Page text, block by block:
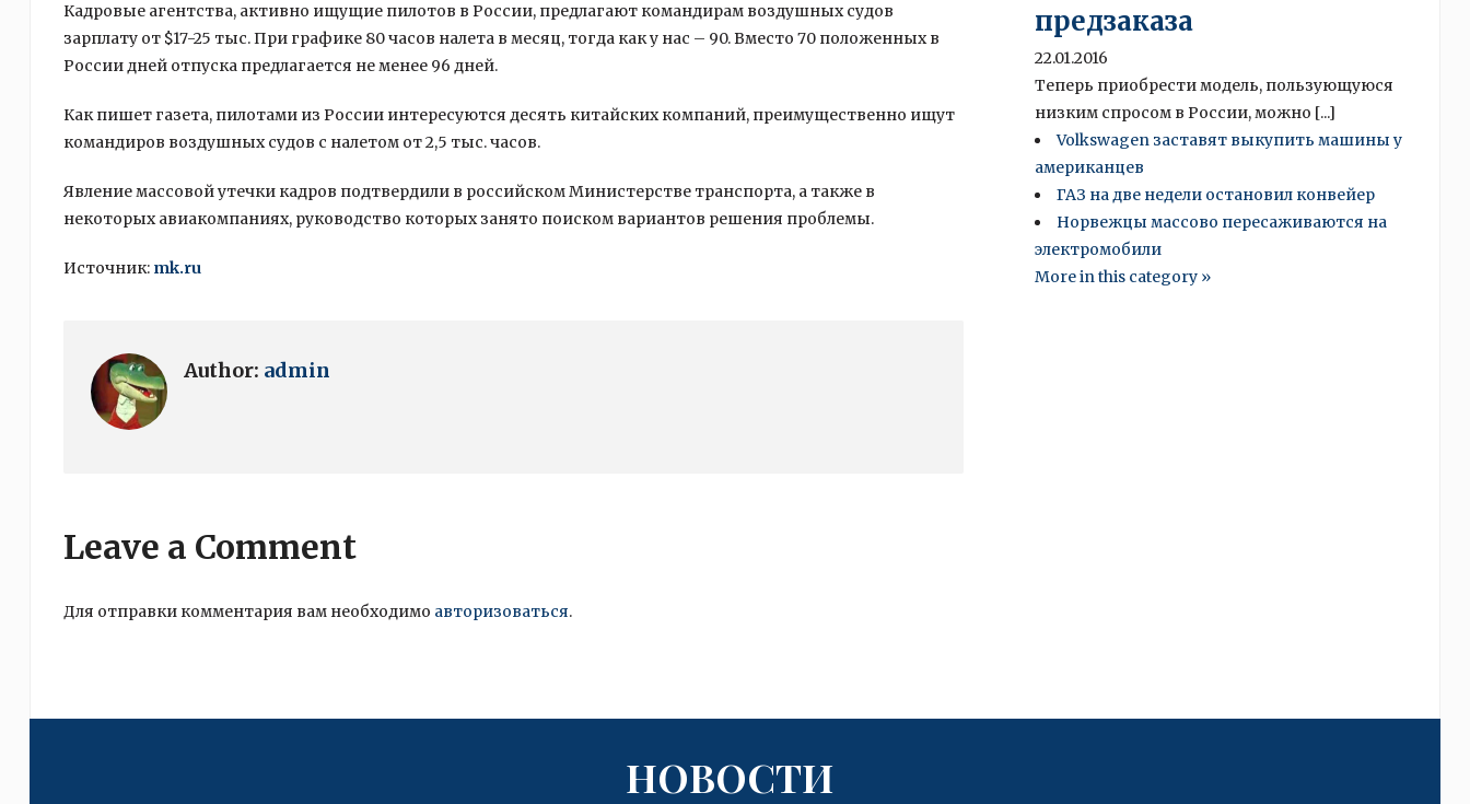
Кадровые агентства, активно ищущие пилотов в России, предлагают командирам воздушных судов
зарплату от $17-25 тыс. При графике 80 часов налета в месяц, тогда как у нас – 90. Вместо 70 положенных в
России дней отпуска предлагается не менее 96 дней.
Как пишет газета, пилотами из России интересуются десять китайских компаний, преимущественно ищут
командиров воздушных судов с налетом от 2,5 тыс. часов.
Явление массовой утечки кадров подтвердили в российском Министерстве транспорта, а также в
некоторых авиакомпаниях, руководство которых занято поиском вариантов решения проблемы.
Источник: mk.ru
Author: admin
Leave a Comment
Для отправки комментария вам необходимо авторизоваться.
предзаказа
22.01.2016
Теперь приобрести модель, пользующуюся
низким спросом в России, можно [...]
Volkswagen заставят выкупить машины у
американцев
ГАЗ на две недели остановил конвейер
Норвежцы массово пересаживаются на
электромобили
More in this category »
НОВОСТИ